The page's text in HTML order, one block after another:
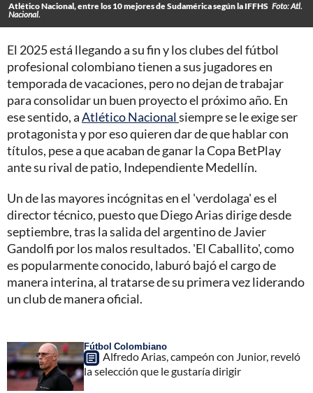
Atlético Nacional, entre los 10 mejores de Sudamérica según la IFFHS Foto: Atl.
Nacional.
El 2025 está llegando a su fin y los clubes del fútbol
profesional colombiano tienen a sus jugadores en
temporada de vacaciones, pero no dejan de trabajar
para consolidar un buen proyecto el próximo año. En
ese sentido, aAtlético Nacionalsiempre se le exige ser
protagonista y por eso quieren dar de que hablar con
títulos, pese a que acaban de ganar la Copa BetPlay
ante su rival de patio, Independiente Medellín.
Un de las mayores incógnitas en el 'verdolaga' es el
director técnico, puesto que Diego Arias dirige desde
septiembre, tras la salida del argentino de Javier
Gandolfi por los malos resultados. 'El Caballito', como
es popularmente conocido, laburó bajó el cargo de
manera interina, al tratarse de su primera vez liderando
un club de manera oficial.
Fútbol Colombiano
Alfredo Arias, campeón con Junior, reveló
la selección que le gustaría dirigir